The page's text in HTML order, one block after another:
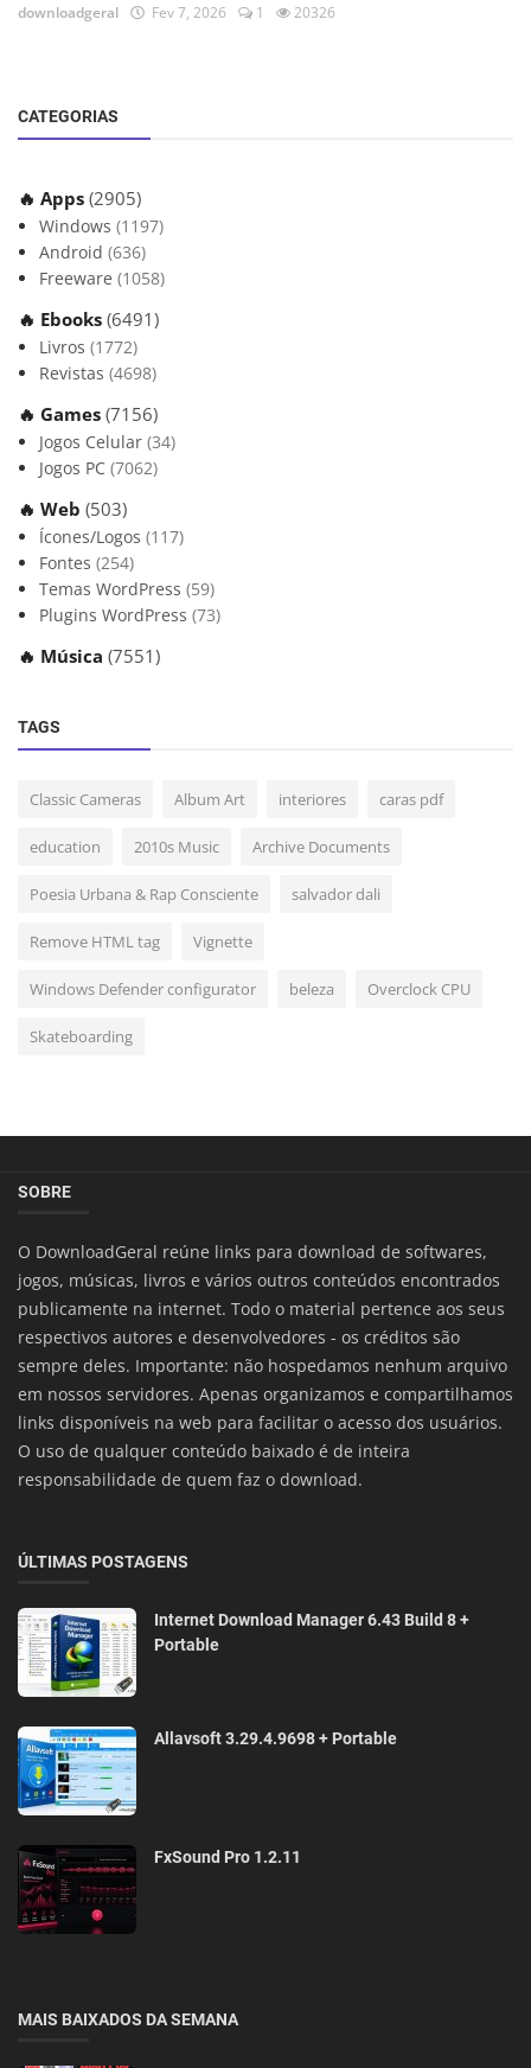
downloadgeral Fev 7, 2026 1 20326
CATEGORIAS
🔥 Apps (2905)
Windows (1197)
Android (636)
Freeware (1058)
🔥 Ebooks (6491)
Livros (1772)
Revistas (4698)
🔥 Games (7156)
Jogos Celular (34)
Jogos PC (7062)
🔥 Web (503)
Ícones/Logos (117)
Fontes (254)
Temas WordPress (59)
Plugins WordPress (73)
🔥 Música (7551)
TAGS
Classic Cameras Album Art interiores caras pdf
education 2010s Music Archive Documents
Poesia Urbana & Rap Consciente salvador dali
Remove HTML tag Vignette
Windows Defender configurator beleza Overclock CPU
Skateboarding
SOBRE
O DownloadGeral reúne links para download de softwares,
jogos, músicas, livros e vários outros conteúdos encontrados
publicamente na internet. Todo o material pertence aos seus
respectivos autores e desenvolvedores - os créditos são
sempre deles. Importante: não hospedamos nenhum arquivo
em nossos servidores. Apenas organizamos e compartilhamos
links disponíveis na web para facilitar o acesso dos usuários.
O uso de qualquer conteúdo baixado é de inteira
responsabilidade de quem faz o download.
ÚLTIMAS POSTAGENS
Internet Download Manager 6.43 Build 8 +
Portable
Allavsoft 3.29.4.9698 + Portable
FxSound Pro 1.2.11
MAIS BAIXADOS DA SEMANA